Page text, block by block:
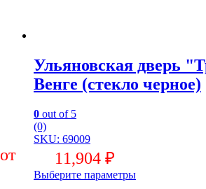
Ульяновская дверь
Венге (стекло черное)
0 out of 5
(0)
SKU: 69009
11,904 ₽
Выберите параметры